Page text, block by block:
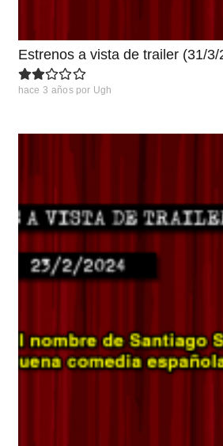
Estrenos a vista de trailer (31/3/
hace 3 años por Ugh